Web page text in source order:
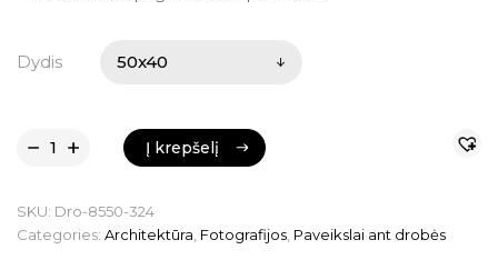
Dydis
Į krepšelį
Į krepšelį
SKU: Dro-8550-324
Categories: Architektūra Fotografijos Paveikslai ant drobės